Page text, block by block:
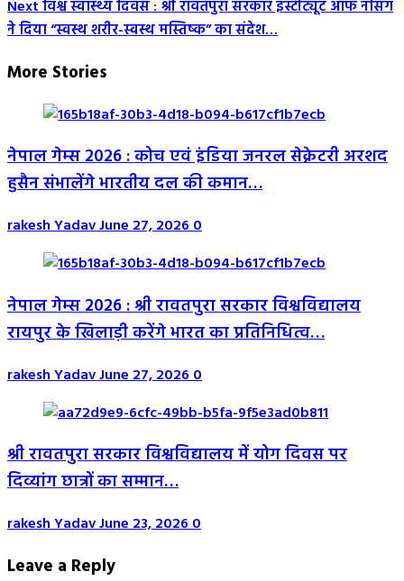
Nextविश्व स्वास्थ्य दिवस : श्री रावतपुरा सरकार इंस्टीट्यूट ऑफ नर्सिंग
ने दिया “स्वस्थ शरीर-स्वस्थ मस्तिष्क” का संदेश…
More Stories
नेपाल गेम्स 2026 : कोच एवं इंडिया जनरल सेक्रेटरी अरशद
हुसैन संभालेंगे भारतीय दल की कमान…
rakesh YadavJune 27, 20260
नेपाल गेम्स 2026 : श्री रावतपुरा सरकार विश्वविद्यालय
रायपुर के खिलाड़ी करेंगे भारत का प्रतिनिधित्व…
rakesh YadavJune 27, 20260
श्री रावतपुरा सरकार विश्वविद्यालय में योग दिवस पर
दिव्यांग छात्रों का सम्मान…
rakesh YadavJune 23, 20260
Leave a Reply